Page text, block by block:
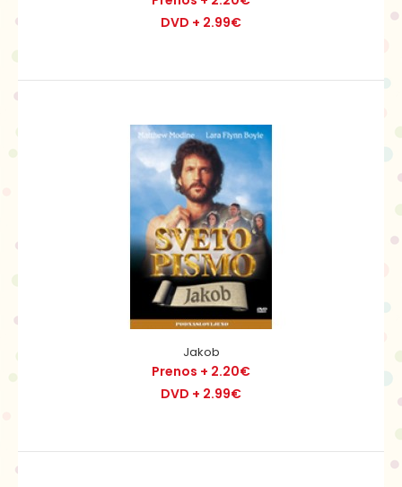
Batšebo, ki pričakuje njegovega otroka. Bog ga ka..
Prenos + 2.20€
DVD + 2.99€
Jakob
Prenos + 2.20€
DVD + 2.99€